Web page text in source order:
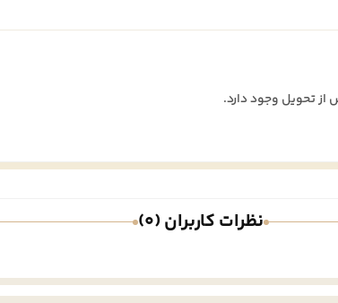
نظرات کاربران (0)